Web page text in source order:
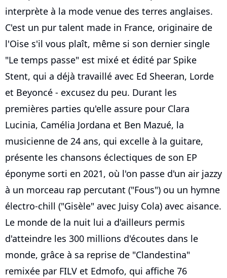
interprète à la mode venue des terres anglaises.
C'est un pur talent made in France, originaire de
l'Oise s'il vous plaît, même si son dernier single
"Le temps passe" est mixé et édité par Spike
Stent, qui a déjà travaillé avec Ed Sheeran, Lorde
et Beyoncé - excusez du peu. Durant les
premières parties qu'elle assure pour Clara
Lucinia, Camélia Jordana et Ben Mazué, la
musicienne de 24 ans, qui excelle à la guitare,
présente les chansons éclectiques de son EP
éponyme sorti en 2021, où l'on passe d'un air jazzy
à un morceau rap percutant ("Fous") ou un hymne
électro-chill ("Gisèle" avec Juisy Cola) avec aisance.
Le monde de la nuit lui a d'ailleurs permis
d'atteindre les 300 millions d'écoutes dans le
monde, grâce à sa reprise de "Clandestina"
remixée par FILV et Edmofo, qui affiche 76